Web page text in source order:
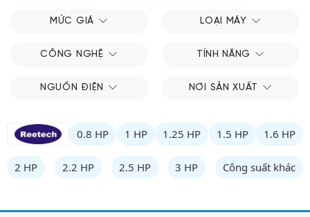
MỨC GIÁ LOẠI MÁY
CÔNG NGHỆ TÍNH NĂNG
NGUỒN ĐIỆN NƠI SẢN XUẤT
0.8 HP 1 HP 1.25 HP 1.5 HP 1.6 HP
2 HP 2.2 HP 2.5 HP 3 HP Công suất khác